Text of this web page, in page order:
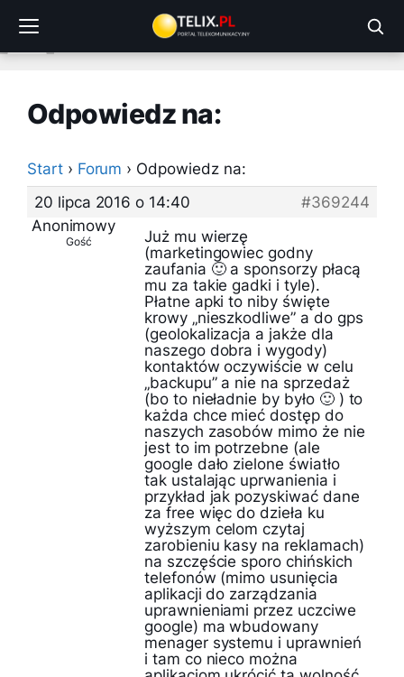
treści
Odpowiedz na:
Start › Forum › Odpowiedz na:
20 lipca 2016 o 14:40
#369244
Anonimowy
Gość
Już mu wierzę
(marketingowiec godny
zaufania 🙂 a sponsorzy płacą
mu za takie gadki i tyle).
Płatne apki to niby święte
krowy „nieszkodliwe” a do gps
(geolokalizacja a jakże dla
naszego dobra i wygody)
kontaktów oczywiście w celu
„backupu” a nie na sprzedaż
(bo to nieładnie by było 🙂 ) to
każda chce mieć dostęp do
naszych zasobów mimo że nie
jest to im potrzebne (ale
google dało zielone światło
tak ustalając uprwanienia i
przykład jak pozyskiwać dane
za free więc do dzieła ku
wyższym celom czytaj
zarobieniu kasy na reklamach)
na szczęście sporo chińskich
telefonów (mimo usunięcia
aplikacji do zarządzania
uprawnieniami przez uczciwe
google) ma wbudowany
menager systemu i uprawnień
i tam co nieco można